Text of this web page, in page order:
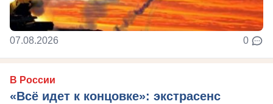
07.08.2026 0
В России
«Всё идет к концовке»: экстрасенс